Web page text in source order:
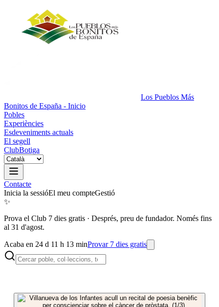
Los Pueblos Más
Bonitos de España - Inicio
Pobles
Experiències
Esdeveniments actuals
El segell
ClubBotiga
Contacte
Inicia la sessióEl meu compteGestió
✨
Prova el Club 7 dies gratis · Després, preu de fundador. Només fins
al 31 d'agost.
Acaba en 24 d 11 h 13 minProvar 7 dies gratis